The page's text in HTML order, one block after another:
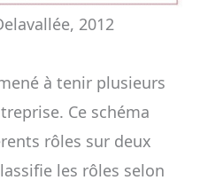
2012
à tenir plusieurs
Ce schéma
rôles sur deux
les rôles selon